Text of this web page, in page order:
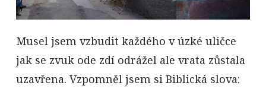
Musel jsem vzbudit každého v úzké uličce
jak se zvuk ode zdí odrážel ale vrata zůstala
uzavřena. Vzpomněl jsem si Biblická slova: